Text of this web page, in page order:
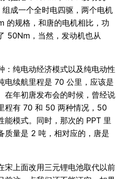
成一个全时电四驱，两个电机
的规格，和唐的电机相比，功
50Nm，当然，发动机也从
：纯电动经济模式以及纯电动性
电续航里程是 70 公里，应该是
在年初唐发布会的时候，曾经说
程有 70 和 50 两种情况，50
能模式。同时，那次的 PPT 里
质量是 2 吨，相对应的，唐是
宋上面改用三元锂电池取代以前